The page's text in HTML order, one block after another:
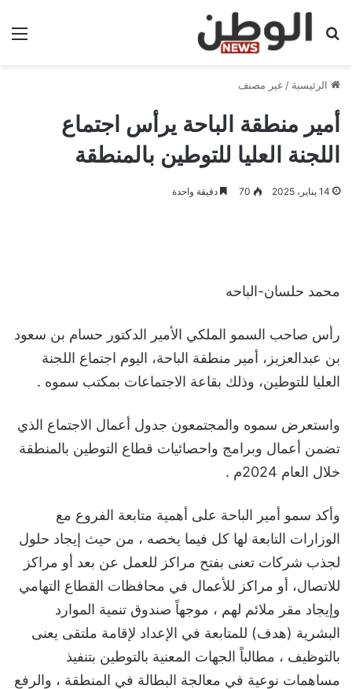
بحث عن
الرئيسية / غير مصنف
أمير منطقة الباحة يرأس اجتماع
اللجنة العليا للتوطين بالمنطقة
14 يناير، 2025 70 دقيقة واحدة
محمد حلسان-الباحه
رأس صاحب السمو الملكي الأمير الدكتور حسام بن سعود
بن عبدالعزيز، أمير منطقة الباحة، اليوم اجتماع اللجنة
العليا للتوطين، وذلك بقاعة الاجتماعات بمكتب سموه .
واستعرض سموه والمجتمعون جدول أعمال الاجتماع الذي
تضمن أعمال وبرامج واحصائيات قطاع التوطين بالمنطقة
خلال العام 2024م .
وأكد سمو أمير الباحة على أهمية متابعة الفروع مع
الوزارات التابعة لها كل فيما يخصه ، من حيث إيجاد حلول
لجذب شركات تعنى بفتح مراكز للعمل عن بعد أو مراكز
للاتصال، أو مراكز للأعمال في محافظات القطاع التهامي
وإيجاد مقر ملائم لهم ، موجهاً صندوق تنمية الموارد
البشرية (هدف) للمتابعة في الإعداد لإقامة ملتقى يعنى
بالتوظيف ، مطالباً الجهات المعنية بالتوطين بتنفيذ
مساهمات نوعية في معالجة البطالة في المنطقة ، والرفع